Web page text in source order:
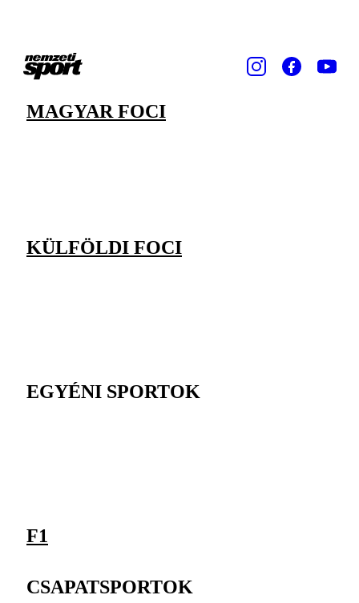
MAGYAR FOCI
KÜLFÖLDI FOCI
EGYÉNI SPORTOK
F1
CSAPATSPORTOK